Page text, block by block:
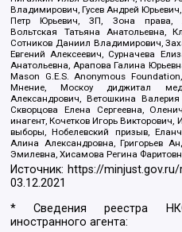
Владимирович, Гусев Андрей
Петр Юрьевич, ЗП, Зона права,
Вольтская Татьяна Анатольевна,
Сотников Даниил Владимирович,
Евгений Алексеевич, Сурначева
Анатольевна, Арапова Галина
Mason G.E.S. Anonymous
Мнение, Москоу диджитал
Александрович, Ветошкина
Скворцова Елена Сергеевна,
инагент, Кочетков Игорь
выборы, Нобелевский призыв,
Алина Александровна, Григорьев
Эмилевна, Хисамова Регина
Источник: https://
03.12.2021
* Сведения реестра
иностранного агента: